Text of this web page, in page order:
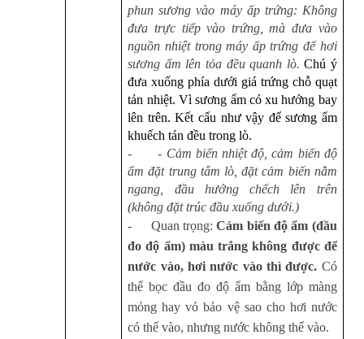
phun sương vào máy ấp trứng: Không
đưa trực tiếp vào trứng, mà đưa vào
nguồn nhiệt trong máy ấp trứng để hơi
sương ấm lên tỏa đều quanh lò. Chú ý
đưa xuống phía dưới giá trứng chỗ quạt
tản nhiệt. Vì sương ẩm có xu hướng bay
lên trên. Kết cấu như vậy để sương ẩm
khuếch tán đều trong lò.
-
- Cảm biến nhiệt độ, cảm biến độ
ẩm đặt trung tâm lò, đặt cảm biến nằm
ngang, đầu hướng chếch lên trên
(không đặt trúc đầu xuống dưới.)
-
Quan trọng:Cảm biến độ ẩm (đầu
đo độ ẩm) màu trắng không được để
nước vào, hơi nước vào thì được. Có
thể bọc đầu đo độ ẩm bằng lớp màng
mỏng hay vỏ bảo vệ sao cho hơi nước
có thể vào, nhưng nước không thể vào.